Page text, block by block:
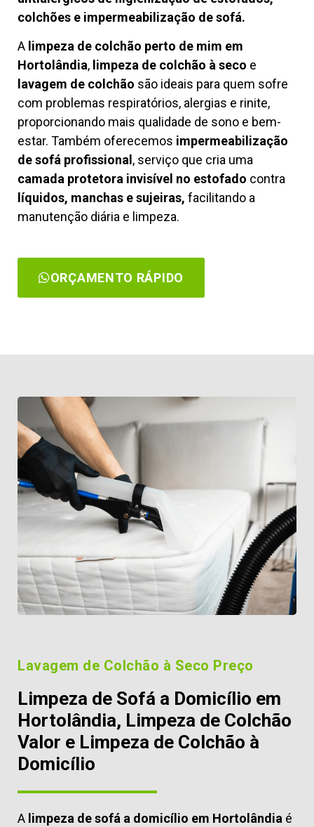
colchões e impermeabilização de sofá.
A limpeza de colchão perto de mim em
Hortolândia, limpeza de colchão à seco e
lavagem de colchão são ideais para quem sofre
com problemas respiratórios, alergias e rinite,
proporcionando mais qualidade de sono e bem-
estar. Também oferecemos impermeabilização
de sofá profissional , serviço que cria uma
camada protetora invisível no estofado contra
líquidos, manchas e sujeiras, facilitando a
manutenção diária e limpeza.
ORÇAMENTO RÁPIDO
Lavagem de Colchão à Seco Preço
Limpeza de Sofá a Domicílio em
Hortolândia, Limpeza de Colchão
Valor e Limpeza de Colchão à
Domicílio
A limpeza de sofá a domicílio em Hortolândia é